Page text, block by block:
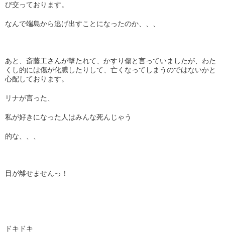
び交っております。
なんで端島から逃げ出すことになったのか、、、
あと、斎藤工さんが撃たれて、かすり傷と言っていましたが、わた
くし的には傷が化膿したりして、亡くなってしまうのではないかと
心配しております。
リナが言った、
私が好きになった人はみんな死んじゃう
的な、、、
目が離せませんっ！
ドキドキ